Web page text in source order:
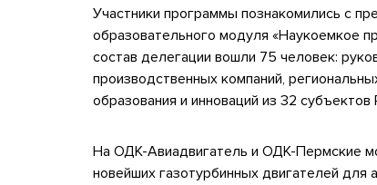
Участники программы познакомились с
образовательного модуля «Наукоемкое
состав делегации вошли 75 человек:
производственных компаний,
образования и инноваций из 32 субъектов
На ОДК-Авиадвигатель и ОДК-Пермские
новейших газотурбинных двигателей для